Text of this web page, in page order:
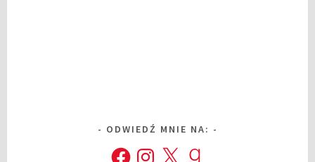
ODWIEDŹ MNIE NA:
FacebookInstagram
X Goodreads